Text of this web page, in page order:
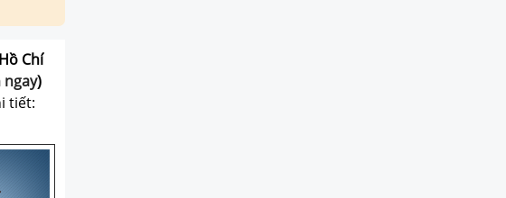
Chí
ngay)
tiết: